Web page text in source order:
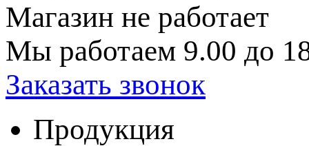
Магазин не работает
Мы работаем 9.00 до
Заказать звонок
Продукция